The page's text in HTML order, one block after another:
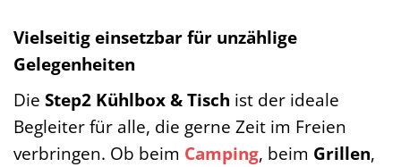
Vielseitig einsetzbar für unzählige
Gelegenheiten
Die Step2 Kühlbox & Tisch ist der ideale
Begleiter für alle, die gerne Zeit im Freien
verbringen. Ob beim Camping, beim Grillen,